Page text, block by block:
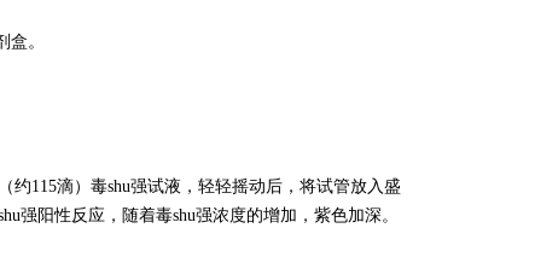
盒。
约115滴）毒shu强试液，轻轻摇动后，将试管放入盛
强阳性反应，随着毒shu强浓度的增加， 紫色加深。